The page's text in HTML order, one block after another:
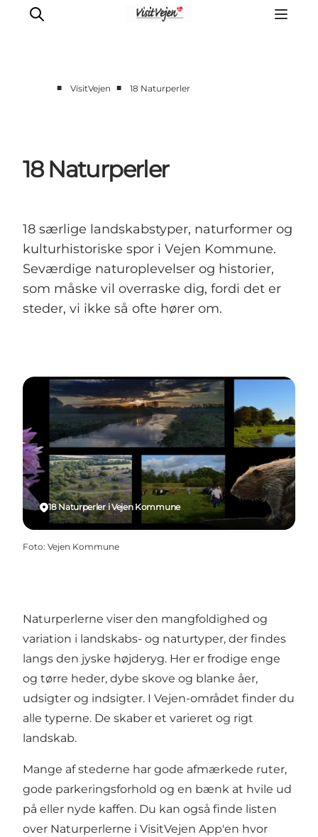
Natur
Se og oplev
Events
Udforsk
■ VisitVejen ■ 18 Naturperler
18 Naturperler
18 særlige landskabstyper, naturformer og
kulturhistoriske spor i Vejen Kommune.
Seværdige naturoplevelser og historier,
som måske vil overraske dig, fordi det er
steder, vi ikke så ofte hører om.
18 Naturperler i Vejen Kommune
Foto: Vejen Kommune
Naturperlerne viser den mangfoldighed og
variation i landskabs- og naturtyper, der findes
langs den jyske højderyg. Her er frodige enge
og tørre heder, dybe skove og blanke åer,
udsigter og indsigter. I Vejen-området finder du
alle typerne. De skaber et varieret og rigt
landskab.
Mange af stederne har gode afmærkede ruter,
gode parkeringsforhold og en bænk at hvile ud
på eller nyde kaffen. Du kan også finde listen
over Naturperlerne i VisitVejen App'en hvor